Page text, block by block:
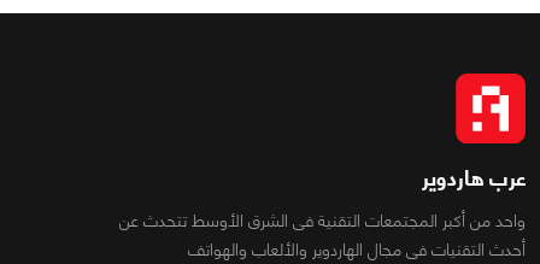
عرب هاردوير
واحد من أكبر المجتمعات التقنية فى الشرق الأوسط تتحدث عن
أحدث التقنيات فى مجال الهاردوير والألعاب والهواتف